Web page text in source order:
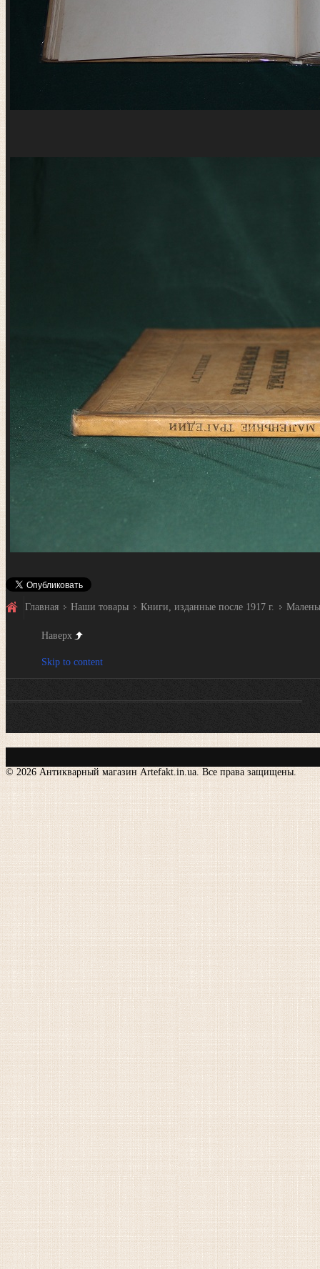
Главная Наши товары Книги, изданные после 1917 г.
Наверх
Skip to content
© 2026 Антикварный магазин Artefakt.in.ua. Все права защищены.